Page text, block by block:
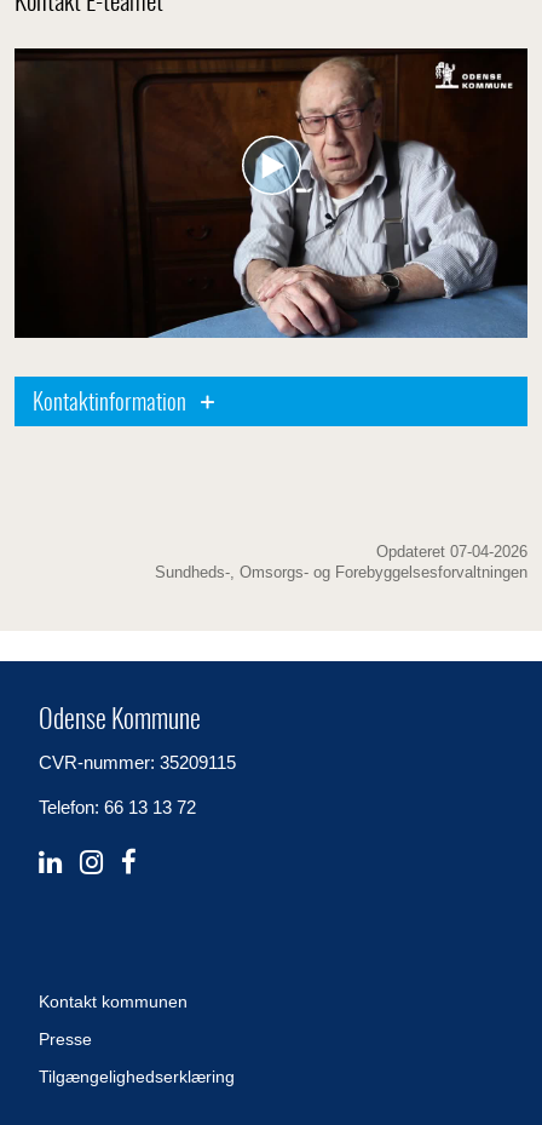
Kontaktinformation
Opdateret 07-04-2026
Sundheds-, Omsorgs- og Forebyggelsesforvaltningen
Odense Kommune
CVR-nummer: 35209115
Telefon: 66 13 13 72
Kontakt kommunen
Presse
Tilgængelighedserklæring